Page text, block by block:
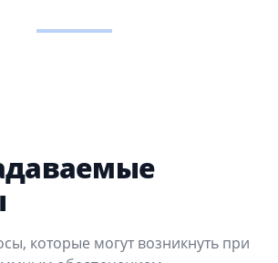
которые могут возникнуть при